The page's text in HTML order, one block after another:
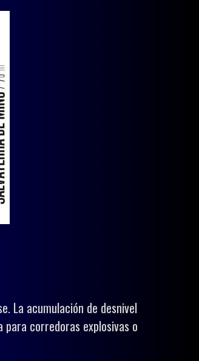
La acumulación de desnivel
corredoras explosivas o